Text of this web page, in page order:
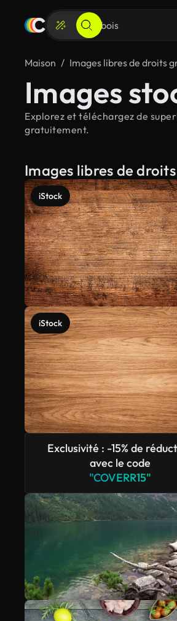
Maison Images libres de droits
Images
Explorez et téléchargez de
gratuitement.
Images libres de
iStock
iStock
Exclusivité : -15% de
avec le code
"COVERR15"